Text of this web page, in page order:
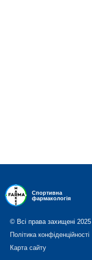
Спортивна
фармакологія
© Всі права захищені 2025
Політика конфіденційності
Карта сайту